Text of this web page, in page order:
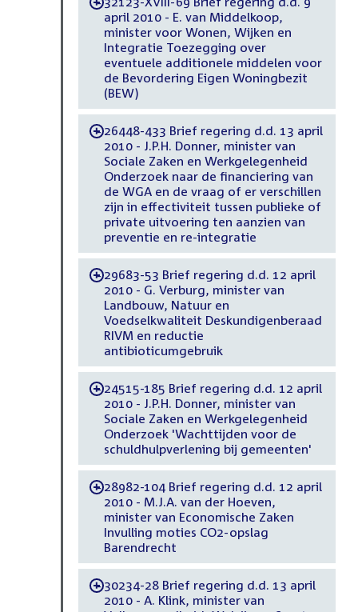
april 2010 - E. van Middelkoop,
minister voor Wonen, Wijken en
Integratie Toezegging over
eventuele additionele middelen voor
de Bevordering Eigen Woningbezit
(BEW)
-26448-433 Brief regering d.d. 13 april
2010 - J.P.H. Donner, minister van
Sociale Zaken en Werkgelegenheid
Onderzoek naar de financiering van
de WGA en de vraag of er verschillen
zijn in effectiviteit tussen publieke of
private uitvoering ten aanzien van
preventie en re-integratie
-29683-53 Brief regering d.d. 12 april
2010 - G. Verburg, minister van
Landbouw, Natuur en
Voedselkwaliteit Deskundigenberaad
RIVM en reductie
antibioticumgebruik
-24515-185 Brief regering d.d. 12 april
2010 - J.P.H. Donner, minister van
Sociale Zaken en Werkgelegenheid
Onderzoek 'Wachttijden voor de
schuldhulpverlening bij gemeenten'
-28982-104 Brief regering d.d. 12 april
2010 - M.J.A. van der Hoeven,
minister van Economische Zaken
Invulling moties CO2-opslag
Barendrecht
-30234-28 Brief regering d.d. 13 april
2010 - A. Klink, minister van